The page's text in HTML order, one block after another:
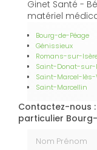
Ginet Santé -
matériel
Bourg-de-Péage
Génissieux
Romans-sur-
Saint-Donat-sur-
Saint-Marcel-lès-
Saint-Marcellin
Contactez-nous
particulier